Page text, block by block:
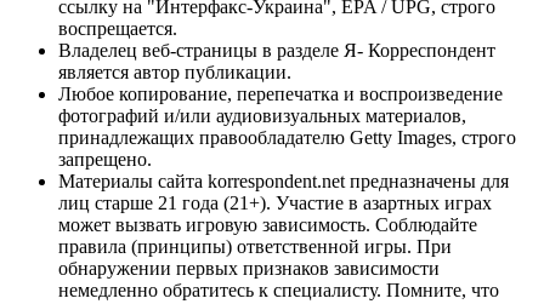
ссылку на "Интерфакс-Украина", EPA / UPG, строго
воспрещается.
Владелец веб-страницы в разделе Я- Корреспондент
является автор публикации.
Любое копирование, перепечатка и воспроизведение
фотографий и/или аудиовизуальных материалов,
принадлежащих правообладателю Getty Images, строго
запрещено.
Материалы сайта korrespondent.net предназначены для
лиц старше 21 года (21+). Участие в азартных играх
может вызвать игровую зависимость. Соблюдайте
правила (принципы) ответственной игры. При
обнаружении первых признаков зависимости
немедленно обратитесь к специалисту. Помните, что